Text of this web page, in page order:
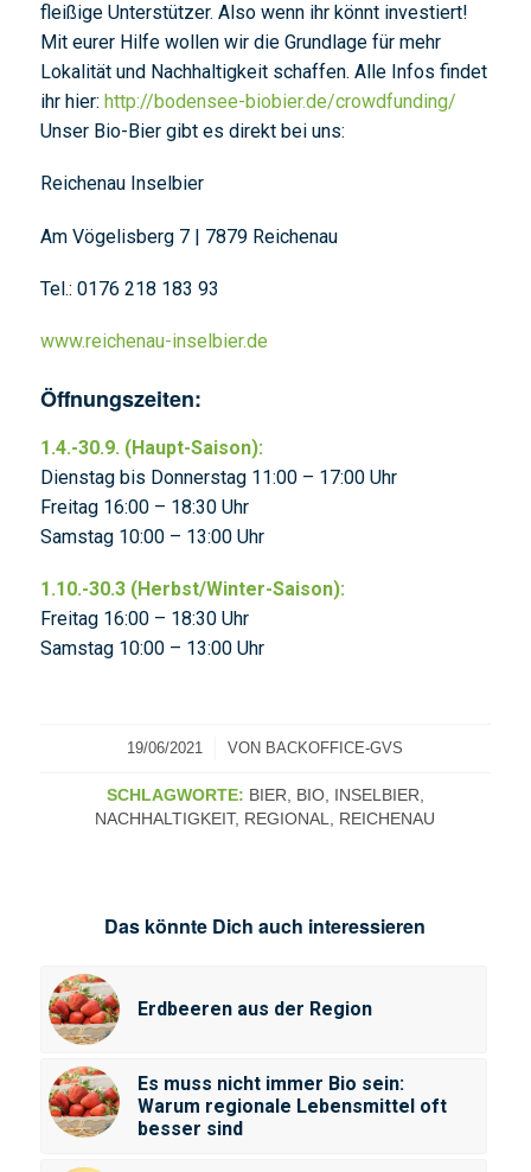
fleißige Unterstützer. Also wenn ihr könnt investiert!
Mit eurer Hilfe wollen wir die Grundlage für mehr
Lokalität und Nachhaltigkeit schaffen. Alle Infos findet
ihr hier: http://bodensee-biobier.de/crowdfunding/
Unser Bio-Bier gibt es direkt bei uns:
Reichenau Inselbier
Am Vögelisberg 7 | 7879 Reichenau
Tel.: 0176 218 183 93
www.reichenau-inselbier.de
Öffnungszeiten:
1.4.-30.9. (Haupt-Saison):
Dienstag bis Donnerstag 11:00 – 17:00 Uhr
Freitag 16:00 – 18:30 Uhr
Samstag 10:00 – 13:00 Uhr
1.10.-30.3 (Herbst/Winter-Saison):
Freitag 16:00 – 18:30 Uhr
Samstag 10:00 – 13:00 Uhr
19/06/2021
/ VON BACKOFFICE-GVS
SCHLAGWORTE: BIER, BIO, INSELBIER,
NACHHALTIGKEIT, REGIONAL, REICHENAU
Das könnte Dich auch interessieren
Erdbeeren aus der Region
Es muss nicht immer Bio sein:
Warum regionale Lebensmittel oft
besser sind